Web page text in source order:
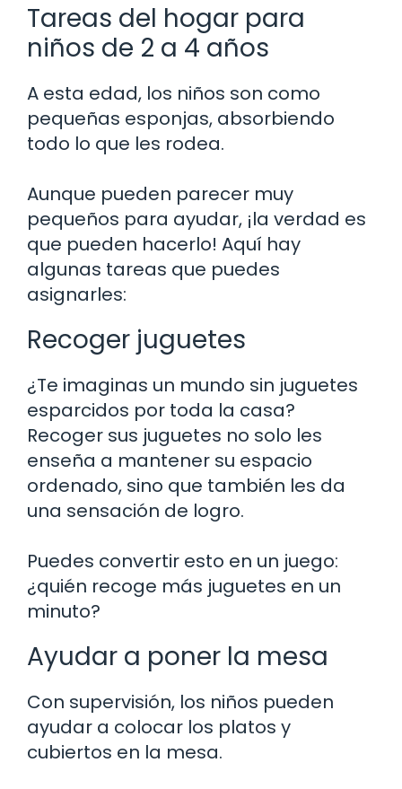
Tareas del hogar para
niños de 2 a 4 años
A esta edad, los niños son como
pequeñas esponjas, absorbiendo
todo lo que les rodea.
Aunque pueden parecer muy
pequeños para ayudar, ¡la verdad es
que pueden hacerlo! Aquí hay
algunas tareas que puedes
asignarles:
Recoger juguetes
¿Te imaginas un mundo sin juguetes
esparcidos por toda la casa?
Recoger sus juguetes no solo les
enseña a mantener su espacio
ordenado, sino que también les da
una sensación de logro.
Puedes convertir esto en un juego:
¿quién recoge más juguetes en un
minuto?
Ayudar a poner la mesa
Con supervisión, los niños pueden
ayudar a colocar los platos y
cubiertos en la mesa.